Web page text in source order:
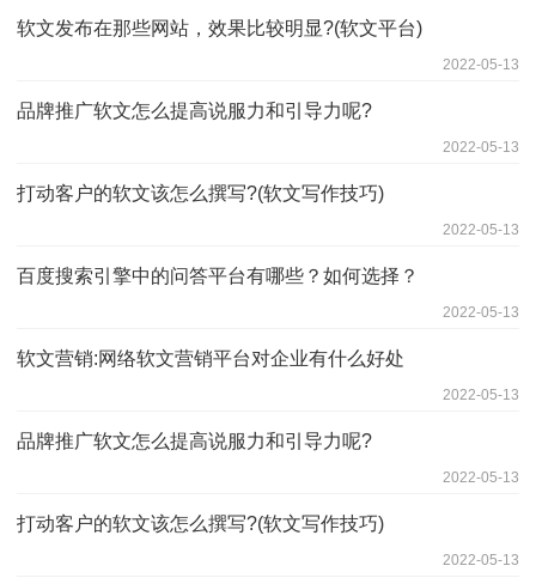
软文发布在那些网站，效果比较明显?(软文平台)
2022-05-13
品牌推广软文怎么提高说服力和引导力呢?
2022-05-13
打动客户的软文该怎么撰写?(软文写作技巧)
2022-05-13
百度搜索引擎中的问答平台有哪些？如何选择？
2022-05-13
软文营销:网络软文营销平台对企业有什么好处
2022-05-13
品牌推广软文怎么提高说服力和引导力呢?
2022-05-13
打动客户的软文该怎么撰写?(软文写作技巧)
2022-05-13